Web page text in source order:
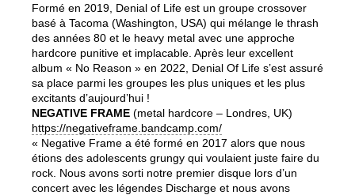
Formé en 2019, Denial of Life est un groupe crossover
basé à Tacoma (Washington, USA) qui mélange le thrash
des années 80 et le heavy metal avec une approche
hardcore punitive et implacable. Après leur excellent
album « No Reason » en 2022, Denial Of Life s’est assuré
sa place parmi les groupes les plus uniques et les plus
excitants d’aujourd’hui !
NEGATIVE FRAME (metal hardcore – Londres, UK)
https://negativeframe.bandcamp.com/
« Negative Frame a été formé en 2017 alors que nous
étions des adolescents grungy qui voulaient juste faire du
rock. Nous avons sorti notre premier disque lors d’un
concert avec les légendes Discharge et nous avons